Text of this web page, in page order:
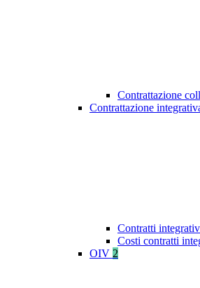
Contrattazione
Contrattazione
Contratti
Costi contratti
OIV 2